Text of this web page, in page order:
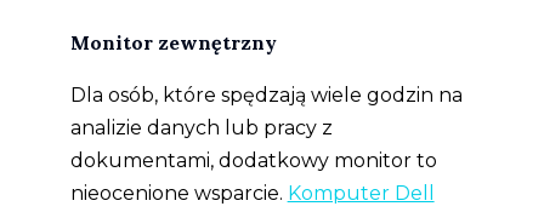
Monitor zewnętrzny
Dla osób, które spędzają wiele godzin na
analizie danych lub pracy z
dokumentami, dodatkowy monitor to
nieocenione wsparcie. Komputer Dell